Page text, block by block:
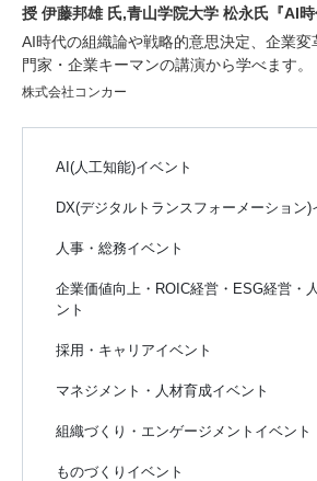
授 伊藤邦雄 氏,青山学院大学 松永氏『AI時
AI時代の組織論や戦略的意思決定、企業
門家・企業キーマンの講演から学べます。
株式会社コンカー
AI(人工知能)イベント
DX(デジタルトランスフォーメーション)
人事・総務イベント
企業価値向上・ROIC経営・ESG経営・
ント
採用・キャリアイベント
マネジメント・人材育成イベント
組織づくり・エンゲージメントイベント
ものづくりイベント